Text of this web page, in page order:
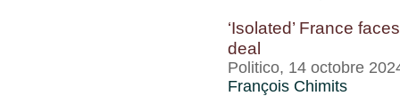
‘Isolated’ France
deal
Politico, 14 octobre
François Chimits